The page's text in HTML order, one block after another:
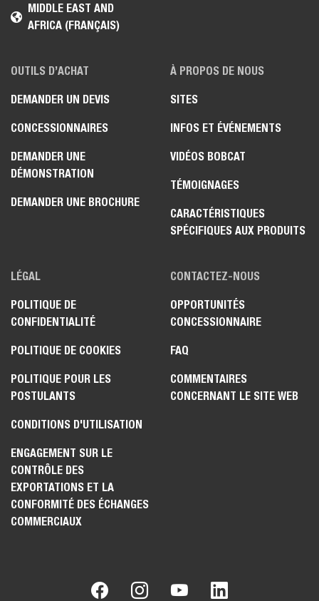
MIDDLE EAST AND
AFRICA (FRANÇAIS)
OUTILS D’ACHAT
DEMANDER UN DEVIS
CONCESSIONNAIRES
DEMANDER UNE
DÉMONSTRATION
DEMANDER UNE BROCHURE
À PROPOS DE NOUS
SITES
INFOS ET ÉVÉNEMENTS
VIDÉOS BOBCAT
TÉMOIGNAGES
CARACTÉRISTIQUES
SPÉCIFIQUES AUX PRODUITS
LÉGAL
POLITIQUE DE
CONFIDENTIALITÉ
POLITIQUE DE COOKIES
POLITIQUE POUR LES
POSTULANTS
CONDITIONS D'UTILISATION
ENGAGEMENT SUR LE
CONTRÔLE DES
EXPORTATIONS ET LA
CONFORMITÉ DES ÉCHANGES
COMMERCIAUX
CONTACTEZ-NOUS
OPPORTUNITÉS
CONCESSIONNAIRE
FAQ
COMMENTAIRES
CONCERNANT LE SITE WEB